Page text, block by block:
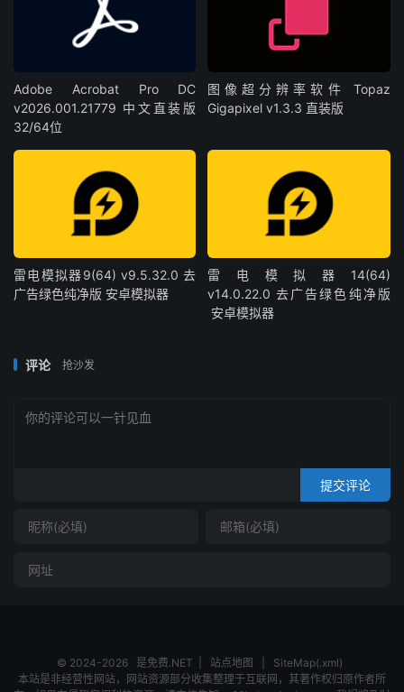
Adobe Acrobat Pro DC
v2026.001.21779 中文直装版
32/64位
图像超分辨率软件 Topaz
Gigapixel v1.3.3 直装版
雷电模拟器9(64) v9.5.32.0 去
广告绿色纯净版 安卓模拟器
雷电模拟器14(64)
v14.0.22.0 去广告绿色纯净版
安卓模拟器
评论 抢沙发
提交评论
© 2024-2026 是免费.NET 站点地图
SiteMap(.xml)
本站是非经营性网站，网站资源部分收集整理于互联网，其著作权归原作者所